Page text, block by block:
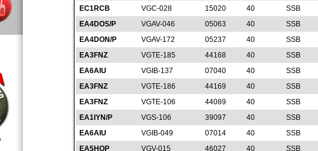
EC1RCB
VGC-028 15020 40 SSB
EA4DOS/P
VGAV-046 05063 40 SSB
EA4DON/P
VGAV-172 05237 40 SSB
EA3FNZ
VGTE-185 44168 40 SSB
EA6AIU
VGIB-137 07040 40 SSB
EA3FNZ
VGTE-186 44169 40 SSB
EA3FNZ
VGTE-106 44089 40 SSB
EA1IYN/P
VGS-106 39097 40 SSB
EA6AIU
VGIB-049 07014 40 SSB
EA5HOP
VGV-015 46027 40 SSB